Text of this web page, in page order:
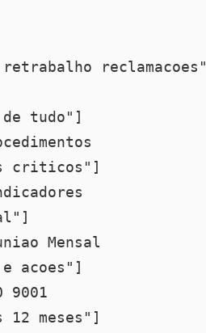
de tudo"]
criticos"]
Mensal
acoes"]
9001
12 meses"]